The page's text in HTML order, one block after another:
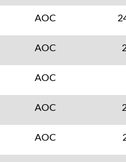
AOC
AOC
AOC
AOC
AOC